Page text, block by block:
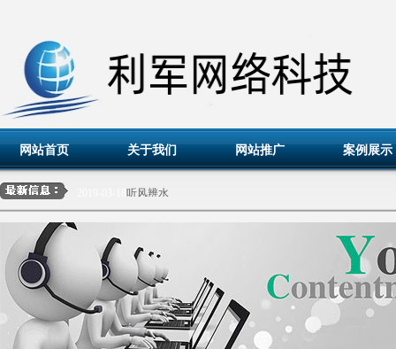
网站首页 关于我们 网站推广 案例展示
听风辨水